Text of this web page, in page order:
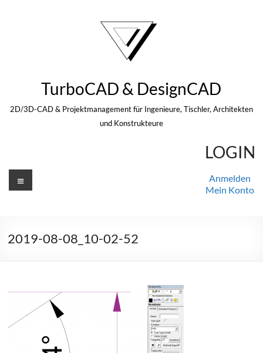
TurboCAD & DesignCAD
2D/3D-CAD & Projektmanagement für Ingenieure, Tischler, Architekten
und Konstrukteure
LOGIN
Anmelden
Mein Konto
Menü
2019-08-08_10-02-52